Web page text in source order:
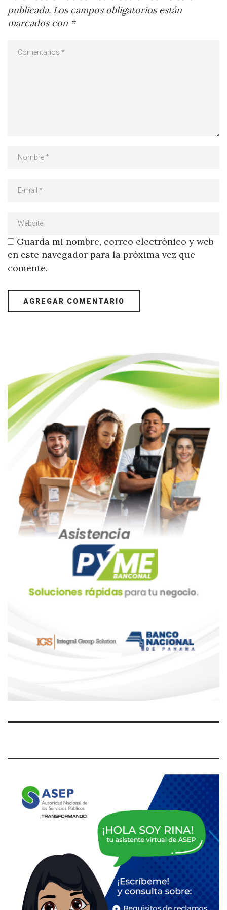
publicada. Los campos obligatorios están
marcados con *
Guarda mi nombre, correo electrónico y web
en este navegador para la próxima vez que
comente.